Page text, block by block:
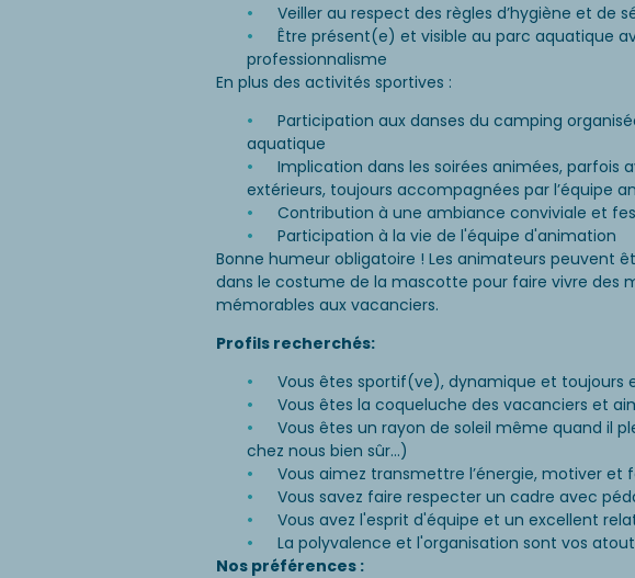
Veiller au respect des règles d’hygiène et de
Être présent(e) et visible au parc aquatique
professionnalisme
En plus des activités sportives :
Participation aux danses du camping
aquatique
Implication dans les soirées animées, parfois
extérieurs, toujours accompagnées par l’équipe
Contribution à une ambiance conviviale et
Participation à la vie de l'équipe d'animation
Bonne humeur obligatoire ! Les animateurs peuvent
dans le costume de la mascotte pour faire vivre des
mémorables aux vacanciers.
Profils recherchés:
Vous êtes sportif(ve), dynamique et toujours
Vous êtes la coqueluche des vacanciers et
Vous êtes un rayon de soleil même quand il
chez nous bien sûr...)
Vous aimez transmettre l’énergie, motiver et
Vous savez faire respecter un cadre avec
Vous avez l'esprit d'équipe et un excellent
La polyvalence et l'organisation sont vos
Nos préférences :